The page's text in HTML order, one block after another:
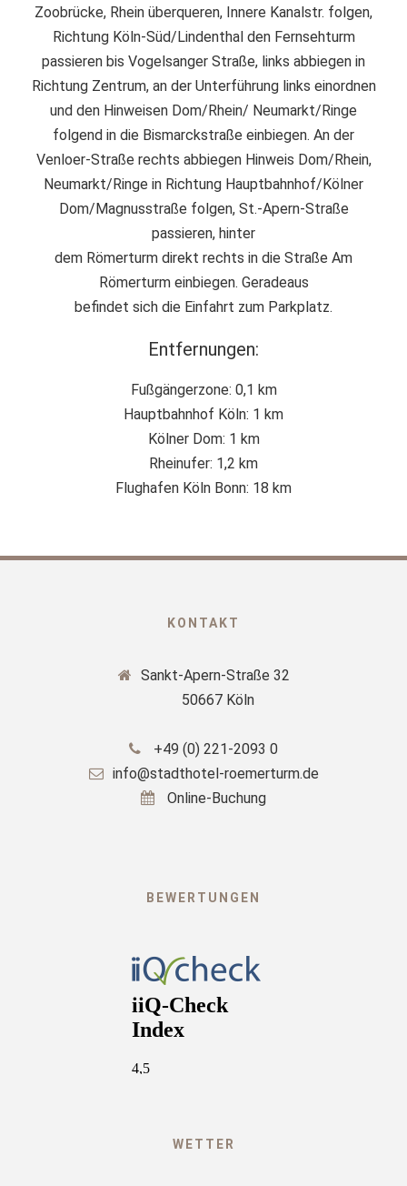
Zoobrücke, Rhein überqueren, Innere Kanalstr. folgen,
Richtung Köln-Süd/Lindenthal den Fernsehturm
passieren bis Vogelsanger Straße, links abbiegen in
Richtung Zentrum, an der Unterführung links einordnen
und den Hinweisen Dom/Rhein/ Neumarkt/Ringe
folgend in die Bismarckstraße einbiegen. An der
Venloer-Straße rechts abbiegen Hinweis Dom/Rhein,
Neumarkt/Ringe in Richtung Hauptbahnhof/Kölner
Dom/Magnusstraße folgen, St.-Apern-Straße
passieren, hinter
dem Römerturm direkt rechts in die Straße Am
Römerturm einbiegen. Geradeaus
befindet sich die Einfahrt zum Parkplatz.
Entfernungen:
Fußgängerzone: 0,1 km
Hauptbahnhof Köln: 1 km
Kölner Dom: 1 km
Rheinufer: 1,2 km
Flughafen Köln Bonn: 18 km
KONTAKT
Sankt-Apern-Straße 32
50667 Köln
+49 (0) 221-2093 0
info@stadthotel-roemerturm.de
Online-Buchung
BEWERTUNGEN
WETTER